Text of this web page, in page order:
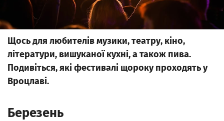
Щось для любителів музики, театру, кіно,
літератури, вишуканої кухні, а також пива.
Подивіться, які фестивалі щороку проходять у
Вроцлаві.
Березень